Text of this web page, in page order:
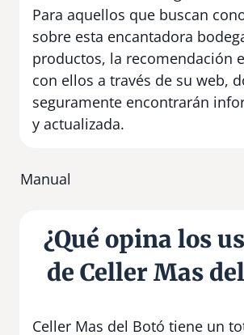
Para aquellos que buscan
sobre esta encantadora
productos, la recomendación
con ellos a través de su web,
seguramente encontrarán
y actualizada.
Manual
¿Qué opina los
de Celler Mas
Celler Mas del Botó tiene un